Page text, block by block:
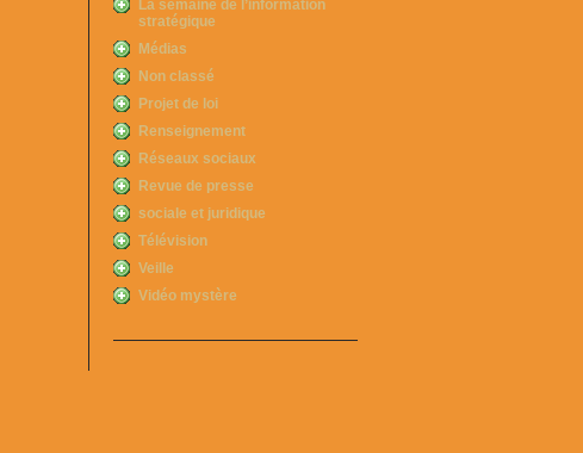
La semaine de l’information
stratégique
Médias
Non classé
Projet de loi
Renseignement
Réseaux sociaux
Revue de presse
sociale et juridique
Télévision
Veille
Vidéo mystère